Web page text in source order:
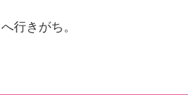
行きがち。